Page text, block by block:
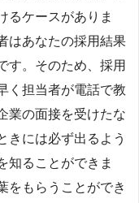
るケースがありま
はあなたの採用結果
す。そのため、採用
く担当者が電話で教
業の面接を受けたな
きには必ず出るよう
知ることができま
をもらうことができ